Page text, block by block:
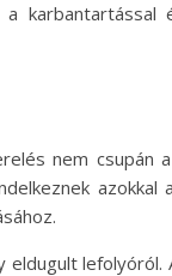
karbantartással
nem csupán
azokkal
lefolyóról.